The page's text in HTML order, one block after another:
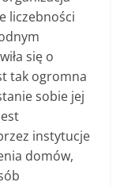
liczebności
się o
tak ogromna
sobie jej
instytucje
domów,